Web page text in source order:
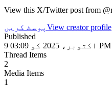
پوسٹ کریں View creator profile
Published
9 اکتوبر، 2025 کو 03:09 PM
Thread Items
2
Media Items
1